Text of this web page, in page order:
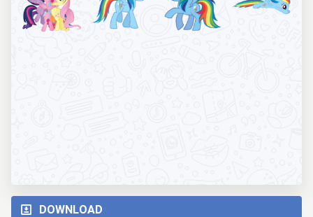
DOWNLOAD